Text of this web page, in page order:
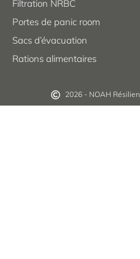
Filtration NRBC
Portes de panic room
Sacs d’évacuation
Rations alimentaires
2026 - NOAH